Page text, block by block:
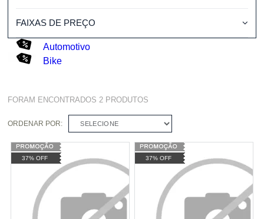
FAIXAS DE PREÇO
Automotivo
Bike
FORAM ENCONTRADOS2 PRODUTOS
ORDENAR POR: SELECIONE
37% OFF 37% OFF